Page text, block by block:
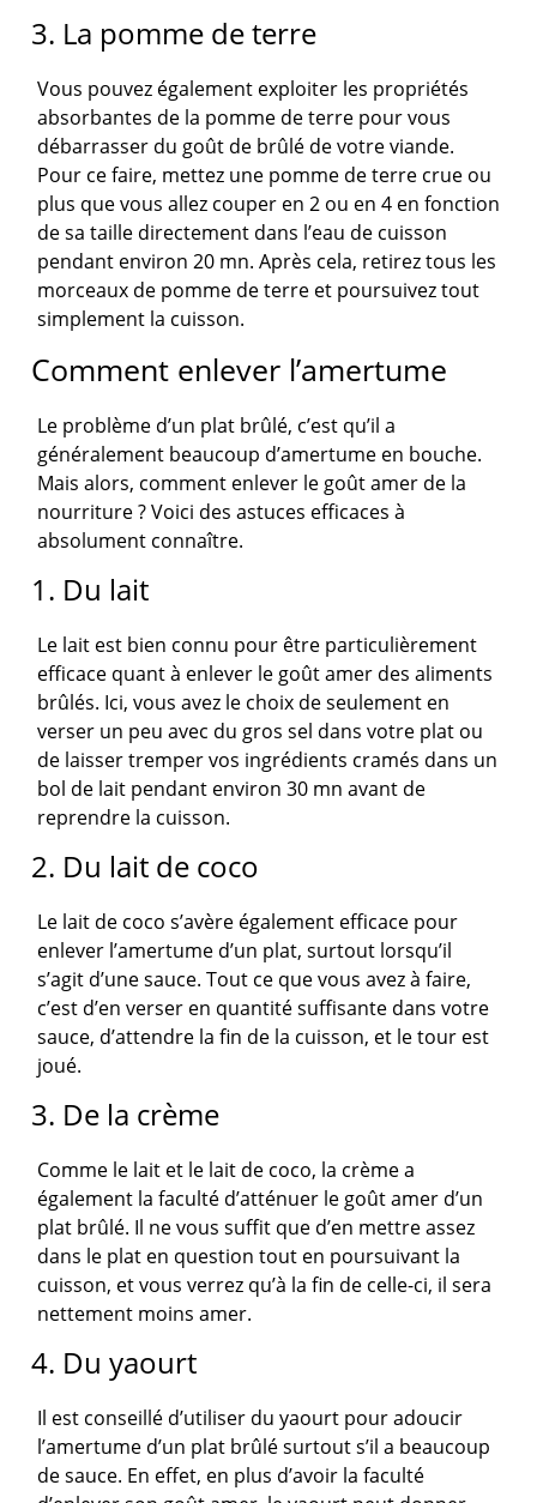
3. La pomme de terre
Vous pouvez également exploiter les propriétés
absorbantes de la pomme de terre pour vous
débarrasser du goût de brûlé de votre viande.
Pour ce faire, mettez une pomme de terre crue ou
plus que vous allez couper en 2 ou en 4 en fonction
de sa taille directement dans l’eau de cuisson
pendant environ 20 mn. Après cela, retirez tous les
morceaux de pomme de terre et poursuivez tout
simplement la cuisson.
Comment enlever l’amertume
Le problème d’un plat brûlé, c’est qu’il a
généralement beaucoup d’amertume en bouche.
Mais alors, comment enlever le goût amer de la
nourriture ? Voici des astuces efficaces à
absolument connaître.
1. Du lait
Le lait est bien connu pour être particulièrement
efficace quant à enlever le goût amer des aliments
brûlés. Ici, vous avez le choix de seulement en
verser un peu avec du gros sel dans votre plat ou
de laisser tremper vos ingrédients cramés dans un
bol de lait pendant environ 30 mn avant de
reprendre la cuisson.
2. Du lait de coco
Le lait de coco s’avère également efficace pour
enlever l’amertume d’un plat, surtout lorsqu’il
s’agit d’une sauce. Tout ce que vous avez à faire,
c’est d’en verser en quantité suffisante dans votre
sauce, d’attendre la fin de la cuisson, et le tour est
joué.
3. De la crème
Comme le lait et le lait de coco, la crème a
également la faculté d’atténuer le goût amer d’un
plat brûlé. Il ne vous suffit que d’en mettre assez
dans le plat en question tout en poursuivant la
cuisson, et vous verrez qu’à la fin de celle-ci, il sera
nettement moins amer.
4. Du yaourt
Il est conseillé d’utiliser du yaourt pour adoucir
l’amertume d’un plat brûlé surtout s’il a beaucoup
de sauce. En effet, en plus d’avoir la faculté